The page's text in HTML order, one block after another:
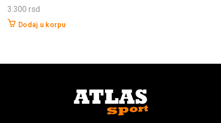
3.300 rsd
Dodaj u korpu